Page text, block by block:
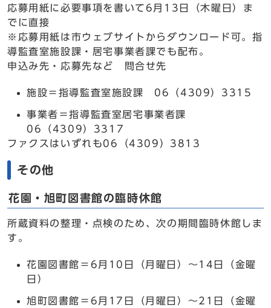
応募用紙に必要事項を書いて6月13日（木曜日）ま
でに直接
※応募用紙は市ウェブサイトからダウンロード可。指
導監査室施設課・居宅事業者課でも配布。
申込み先・応募先など 問合せ先
施設＝指導監査室施設課 06（4309）3315
事業者＝指導監査室居宅事業者課
06（4309）3317
ファクスはいずれも06（4309）3813
その他
花園・旭町図書館の臨時休館
所蔵資料の整理・点検のため、次の期間臨時休館しま
す。
花園図書館＝6月10日（月曜日）～14日（金曜
日）
旭町図書館＝6月17日（月曜日）～21日（金曜